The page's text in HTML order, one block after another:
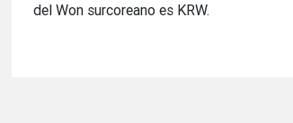
del Won surcoreano es KRW.